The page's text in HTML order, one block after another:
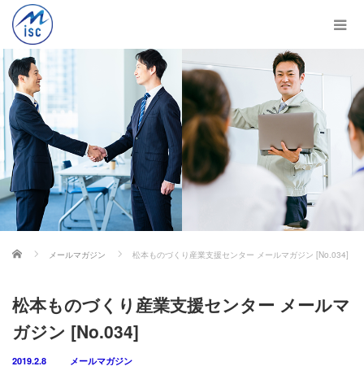
ホーム メールマガジン 松本ものづくり産業支援センター メールマガジン [No.034]
松本ものづくり産業支援センター メールマ
ガジン [No.034]
2019.2.8 メールマガジン